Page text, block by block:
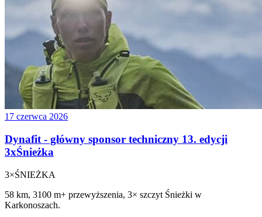
17 czerwca 2026
Dynafit - główny sponsor techniczny 13. edycji
3xŚnieżka
3×ŚNIEŻKA
58 km, 3100 m+ przewyższenia, 3× szczyt Śnieżki w
Karkonoszach.